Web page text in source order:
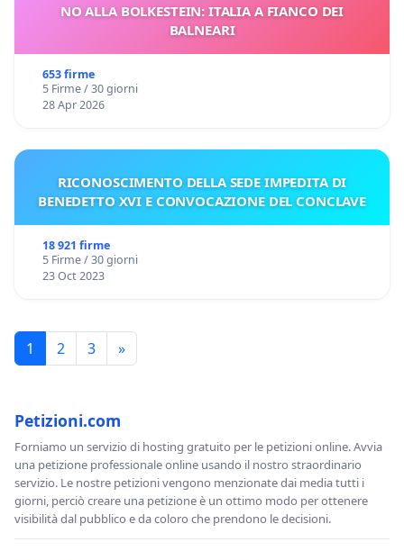
NO ALLA BOLKESTEIN: ITALIA A FIANCO DEI
BALNEARI
653 firme
5 Firme / 30 giorni
28 Apr 2026
RICONOSCIMENTO DELLA SEDE IMPEDITA DI
BENEDETTO XVI E CONVOCAZIONE DEL CONCLAVE
18 921 firme
5 Firme / 30 giorni
23 Oct 2023
1 2 3 »
Petizioni.com
Forniamo un servizio di hosting gratuito per le petizioni online. Avvia
una petizione professionale online usando il nostro straordinario
servizio. Le nostre petizioni vengono menzionate dai media tutti i
giorni, perciò creare una petizione è un ottimo modo per ottenere
visibilità dal pubblico e da coloro che prendono le decisioni.